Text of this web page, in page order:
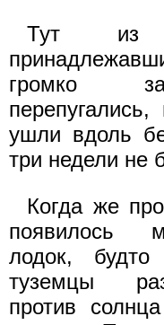
Тут из
громко
ушли вдоль
три недели не
Когда же
появилось
лодок,
туземцы
против